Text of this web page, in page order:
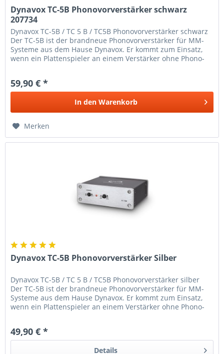
Dynavox TC-5B Phonovorverstärker schwarz
207734
Dynavox TC-5B / TC 5 B / TC5B Phonovorverstärker schwarz
Der TC-5B ist der brandneue Phonovorverstärker für MM-
Systeme aus dem Hause Dynavox. Er kommt zum Einsatz,
wenn ein Plattenspieler an einem Verstärker ohne Phono-
59,90 € *
In den Warenkorb
Merken
Dynavox TC-5B Phonovorverstärker Silber
Dynavox TC-5B / TC 5 B / TC5B Phonovorverstärker silber
Der TC-5B ist der brandneue Phonovorverstärker für MM-
Systeme aus dem Hause Dynavox. Er kommt zum Einsatz,
wenn ein Plattenspieler an einem Verstärker ohne Phono-
49,90 € *
Details